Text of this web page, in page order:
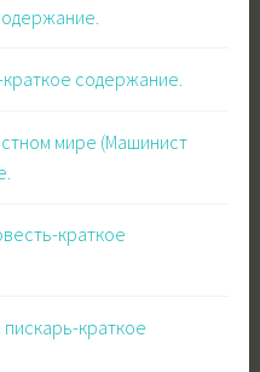
содержание.
мире (Машинист
краткое
краткое